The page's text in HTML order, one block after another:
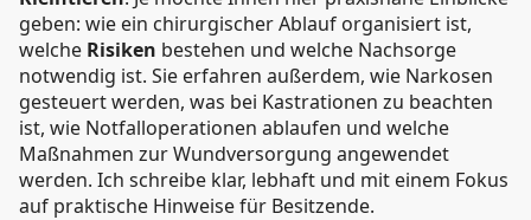
geben: wie ein chirurgischer Ablauf organisiert ist,
welche Risiken bestehen und welche Nachsorge
notwendig ist. Sie erfahren außerdem, wie Narkosen
gesteuert werden, was bei Kastrationen zu beachten
ist, wie Notfalloperationen ablaufen und welche
Maßnahmen zur Wundversorgung angewendet
werden. Ich schreibe klar, lebhaft und mit einem Fokus
auf praktische Hinweise für Besitzende.